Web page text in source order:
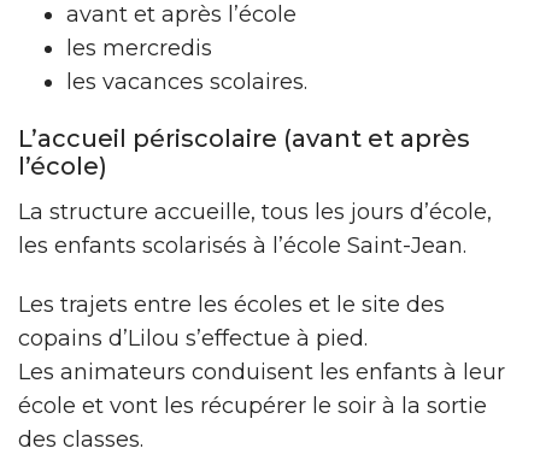
avant et après l’école
les mercredis
les vacances scolaires.
L’accueil périscolaire (avant et après
l’école)
La structure accueille, tous les jours d’école,
les enfants scolarisés à l’école Saint-Jean.
Les trajets entre les écoles et le site des
copains d’Lilou s’effectue à pied.
Les animateurs conduisent les enfants à leur
école et vont les récupérer le soir à la sortie
des classes.